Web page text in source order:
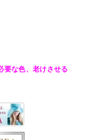
要な色、老けさせる